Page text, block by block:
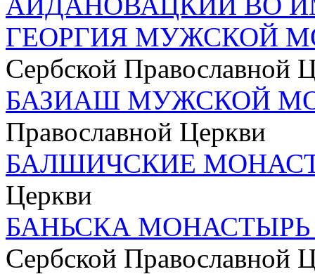
ГЕОРГИЯ МУЖСКОЙ
Сербской Православной
БАЗИАШ МУЖСКОЙ
Православной Церкви
БАЛШИЧСКИЕ
Церкви
БАНЬСКА
Сербской Православной